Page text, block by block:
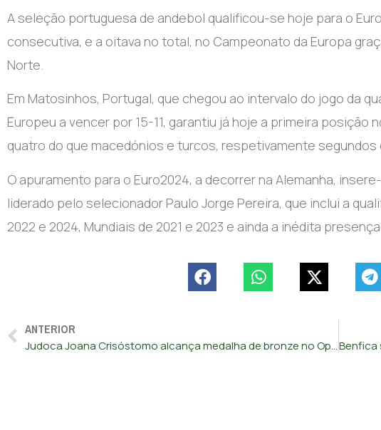
A seleção portuguesa de andebol qualificou-se hoje para o
consecutiva, e a oitava no total, no Campeonato da Europa
Norte.
Em Matosinhos, Portugal, que chegou ao intervalo do jogo da
Europeu a vencer por 15-11, garantiu já hoje a primeira
quatro do que macedónios e turcos, respetivamente
O apuramento para o Euro2024, a decorrer na Alemanha,
liderado pelo selecionador Paulo Jorge Pereira, que inclui a
2022 e 2024, Mundiais de 2021 e 2023 e ainda a inédita
ANTERIOR
Judoca Joana Crisóstomo alcança medalha de bronze no Open Europeu de Roma